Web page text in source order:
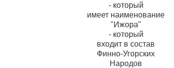
- который
имеет наименование
"Ижора"
- который
входит в состав
Финно-Угорских
Народов